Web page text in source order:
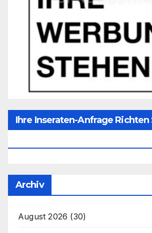
Ihre Inseraten-Anfrage Richten
Archiv
August 2026 (30)